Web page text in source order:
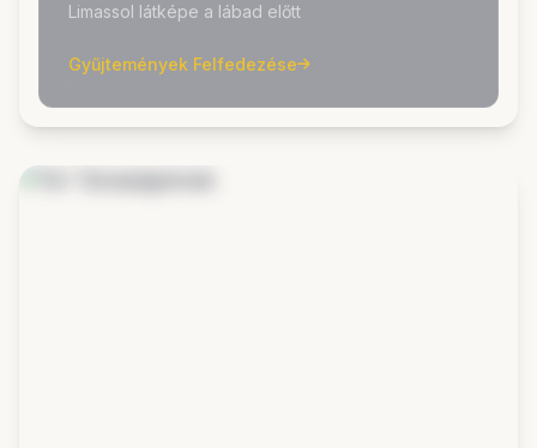
Limassol látképe a lábad előtt
Gyűjtemények Felfedezése